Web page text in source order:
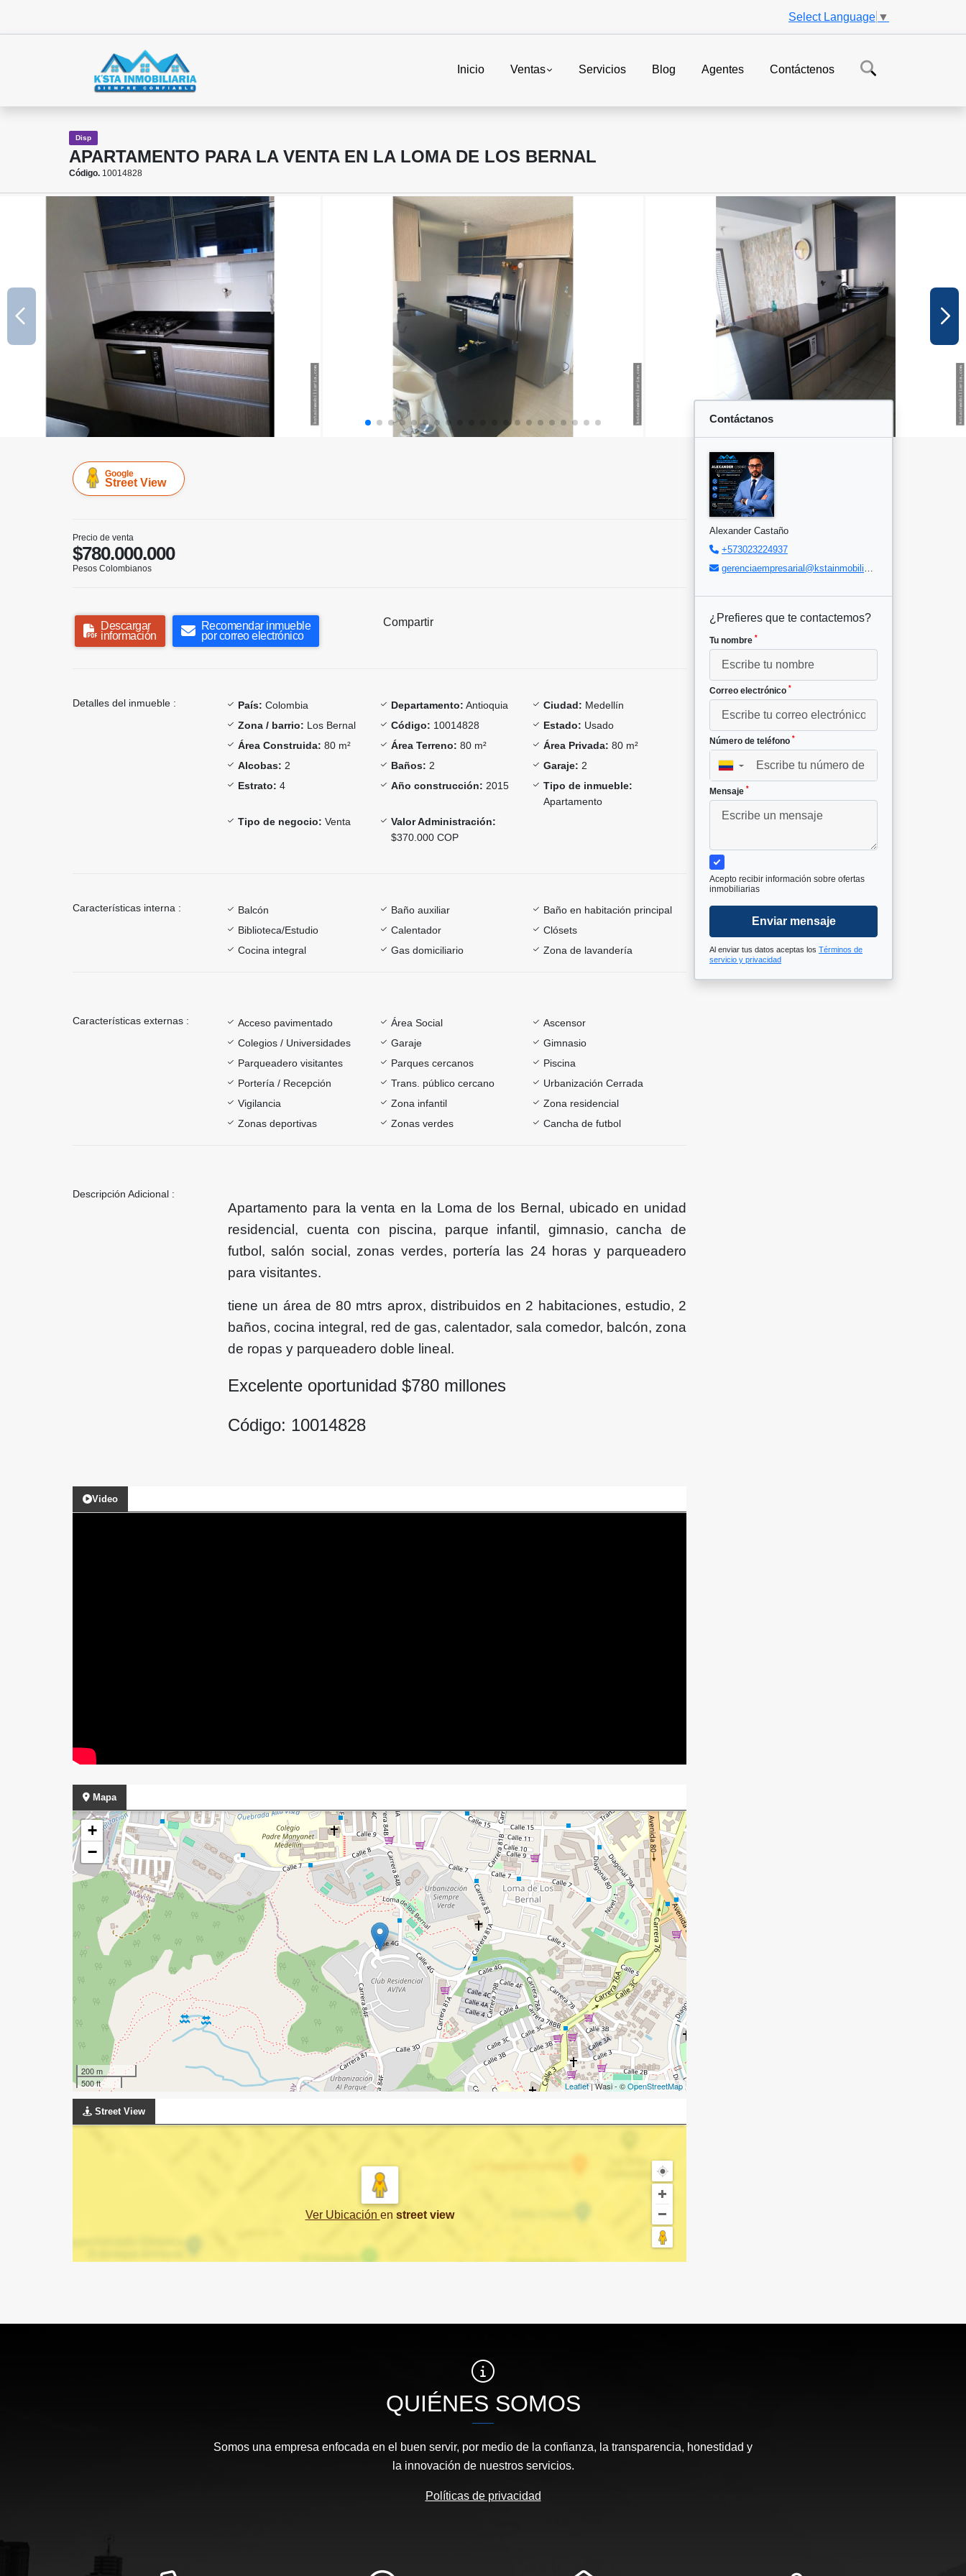
Select Language ▼
Inicio Ventas Servicios Blog Agentes Contáctenos
Disp
APARTAMENTO PARA LA VENTA EN LA LOMA DE LOS BERNAL
Código. 10014828
Google
Street View
Precio de venta
$780.000.000
Pesos Colombianos
Descargar
información
Recomendar inmueble
por correo electrónico
Compartir
Detalles del inmueble : País: Colombia Departamento: Antioquia Ciudad: Medellín
Zona / barrio: Los Bernal Código: 10014828 Estado: Usado
Área Construida: 80 m² Área Terreno: 80 m² Área Privada: 80 m²
Alcobas: 2 Baños: 2 Garaje: 2
Estrato: 4 Año construcción: 2015
Tipo de inmueble:
Apartamento
Tipo de negocio: Venta
Valor Administración:
$370.000 COP
Características interna : Balcón Baño auxiliar
Baño en habitación principal
Biblioteca/Estudio
Calentador
Clósets
Cocina integral
Gas domiciliario Zona de lavandería
Características externas : Acceso pavimentado Área Social
Ascensor
Colegios / Universidades
Garaje
Gimnasio
Parqueadero visitantes
Parques cercanos
Piscina
Portería / Recepción
Trans. público cercano
Urbanización Cerrada
Vigilancia
Zona infantil
Zona residencial
Zonas deportivas
Zonas verdes Cancha de futbol
Descripción Adicional :
Apartamento para la venta en la Loma de los Bernal, ubicado en unidad
residencial, cuenta con piscina, parque infantil, gimnasio, cancha de
futbol, salón social, zonas verdes, portería las 24 horas y parqueadero
para visitantes.
tiene un área de 80 mtrs aprox, distribuidos en 2 habitaciones, estudio, 2
baños, cocina integral, red de gas, calentador, sala comedor, balcón, zona
de ropas y parqueadero doble lineal.
Excelente oportunidad $780 millones
Código: 10014828
Video
Mapa
+
−
200 m
500 ft
Leaflet| Wasi - ©OpenStreetMap
Street View
Ver Ubicación en street view
Contáctanos
Alexander Castaño
+573023224937
gerenciaempresarial@kstainmobiliaria.com
¿Prefieres que te contactemos?
Tu nombre *
Correo electrónico *
Número de teléfono *
▼
Mensaje *
Acepto recibir información sobre ofertas
inmobiliarias
Enviar mensaje
Al enviar tus datos aceptas los Términos de
servicio y privacidad
QUIÉNES SOMOS
Somos una empresa enfocada en el buen servir, por medio de la confianza, la transparencia, honestidad y
la innovación de nuestros servicios.
Políticas de privacidad